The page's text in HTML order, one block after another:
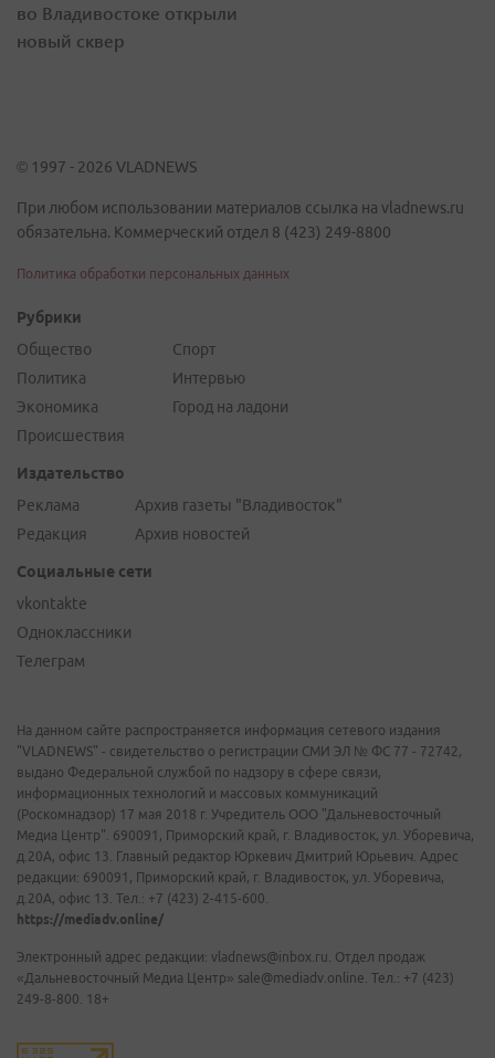
во Владивостоке открыли
новый сквер
© 1997 - 2026 VLADNEWS
При любом использовании материалов ссылка на vladnews.ru
обязательна. Коммерческий отдел 8 (423) 249-8800
Политика обработки персональных данных
Рубрики
Общество
Политика
Экономика
Происшествия
Спорт
Интервью
Город на ладони
Издательство
Реклама
Редакция
Архив газеты "Владивосток"
Архив новостей
Социальные сети
vkontakte
Одноклассники
Телеграм
На данном сайте распространяется информация сетевого издания
"VLADNEWS" - свидетельство о регистрации СМИ ЭЛ № ФС 77 - 72742,
выдано Федеральной службой по надзору в сфере связи,
информационных технологий и массовых коммуникаций
(Роскомнадзор) 17 мая 2018 г. Учредитель ООО "Дальневосточный
Медиа Центр". 690091, Приморский край, г. Владивосток, ул. Уборевича,
д.20А, офис 13. Главный редактор Юркевич Дмитрий Юрьевич. Адрес
редакции: 690091, Приморский край, г. Владивосток, ул. Уборевича,
д.20А, офис 13. Тел.: +7 (423) 2-415-600.
https://mediadv.online/
Электронный адрес редакции: vladnews@inbox.ru. Отдел продаж
«Дальневосточный Медиа Центр» sale@mediadv.online. Тел.: +7 (423)
249-8-800. 18+